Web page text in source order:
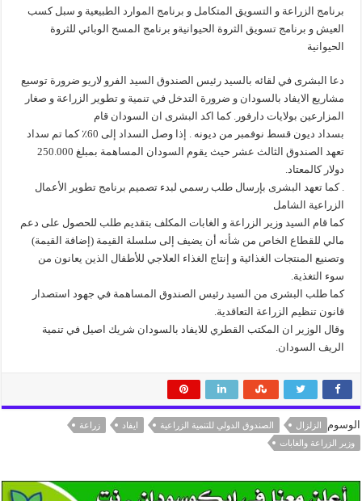
برنامج الزراعة و التسويق المتكامل و برنامج الموارد الطبيعية و سبل كسب
العيش و برنامج تسويق الثروة الحيوانيةو برنامج المسح الوبائي للثروة
الحيوانية
دعا البشرى في لقائه بالسيد رئيس الصندوق السيد الفرو لاريو ضرورة توسيع
مشاريع الايفاد بالسودان و ضرورة التدخل في تنمية و تطوير الزراعة و صغار
المزارعين بولايات دارفور. كما اكد البشرى ان السودان قام
بسداد ديون قسط نوفمبر من ديونه . إذا وصل السداد إلى 60٪ كما تم سداد
تعهد الصندوق الثالث عشر حيث يقوم السودان المساهمة بمبلغ 250.000
دولار كالمعتاد.
. كما تعهد البشرى بإرسال طلب رسمي لبدء تصميم برنامج تطوير الأعمال
الزراعية الشامل
كما قام السيد وزير الزراعة و الغابات المكلف بتقديم طلب للحصول على دعم
مالي للقطاع الخاص من شأنه أن يضيف إلى سلسلة القيمة (إضافة القيمة)
وتصنيع المنتجات الغذائية و إنتاج الغذاء العلاجي للأطفال الذين يعانون من
سوء التغذية.
كما طلب البشرى من السيد رئيس الصندوق المساهمة في جهود استصدار
قانون تنظيم الزراعة التعاقدية.
وقال الوزير ان المكتب القطري للايفاد بالسودان شريك اصيل في تنمية
الريف السودان.
الوسوم الزلزال الصندوق الدولي للتنمية الزراعية ايفاد
زراعة
وزير الزراعة والغابات